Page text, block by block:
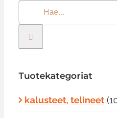
...
Tuotekategoriat
kalusteet, telineet